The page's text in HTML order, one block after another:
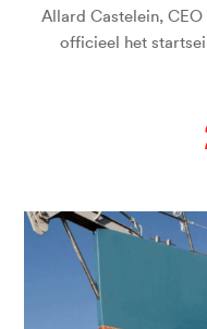
Allard Castelein,
officieel het